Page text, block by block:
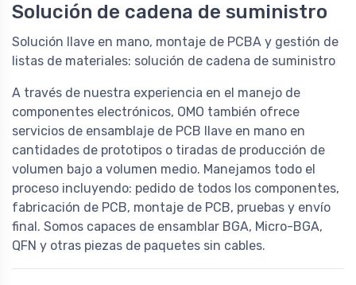
Solución de cadena de suministro
Solución llave en mano, montaje de PCBA y gestión de
listas de materiales: solución de cadena de suministro
A través de nuestra experiencia en el manejo de
componentes electrónicos, OMO también ofrece
servicios de ensamblaje de PCB llave en mano en
cantidades de prototipos o tiradas de producción de
volumen bajo a volumen medio. Manejamos todo el
proceso incluyendo: pedido de todos los componentes,
fabricación de PCB, montaje de PCB, pruebas y envío
final. Somos capaces de ensamblar BGA, Micro-BGA,
QFN y otras piezas de paquetes sin cables.